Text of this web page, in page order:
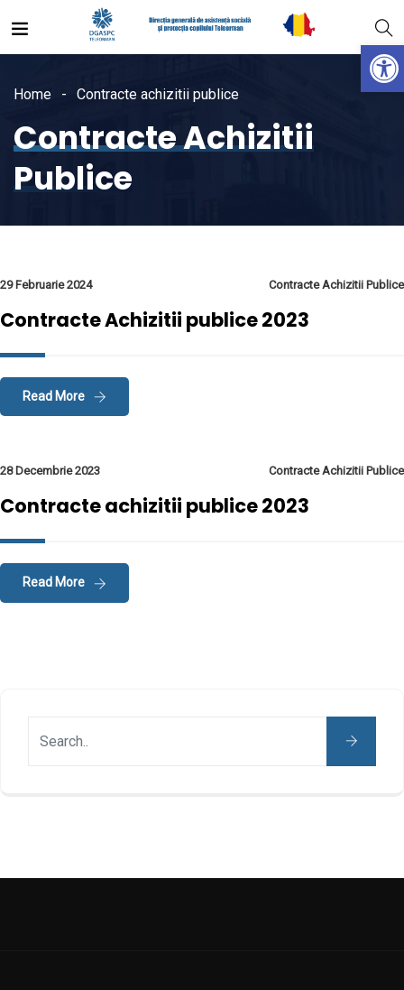
Home Contracte achizitii publice
Contracte Achizitii
Publice
29 Februarie 2024 Contracte Achizitii Publice
Contracte Achizitii publice 2023
Read More
28 Decembrie 2023 Contracte Achizitii Publice
Contracte achizitii publice 2023
Read More